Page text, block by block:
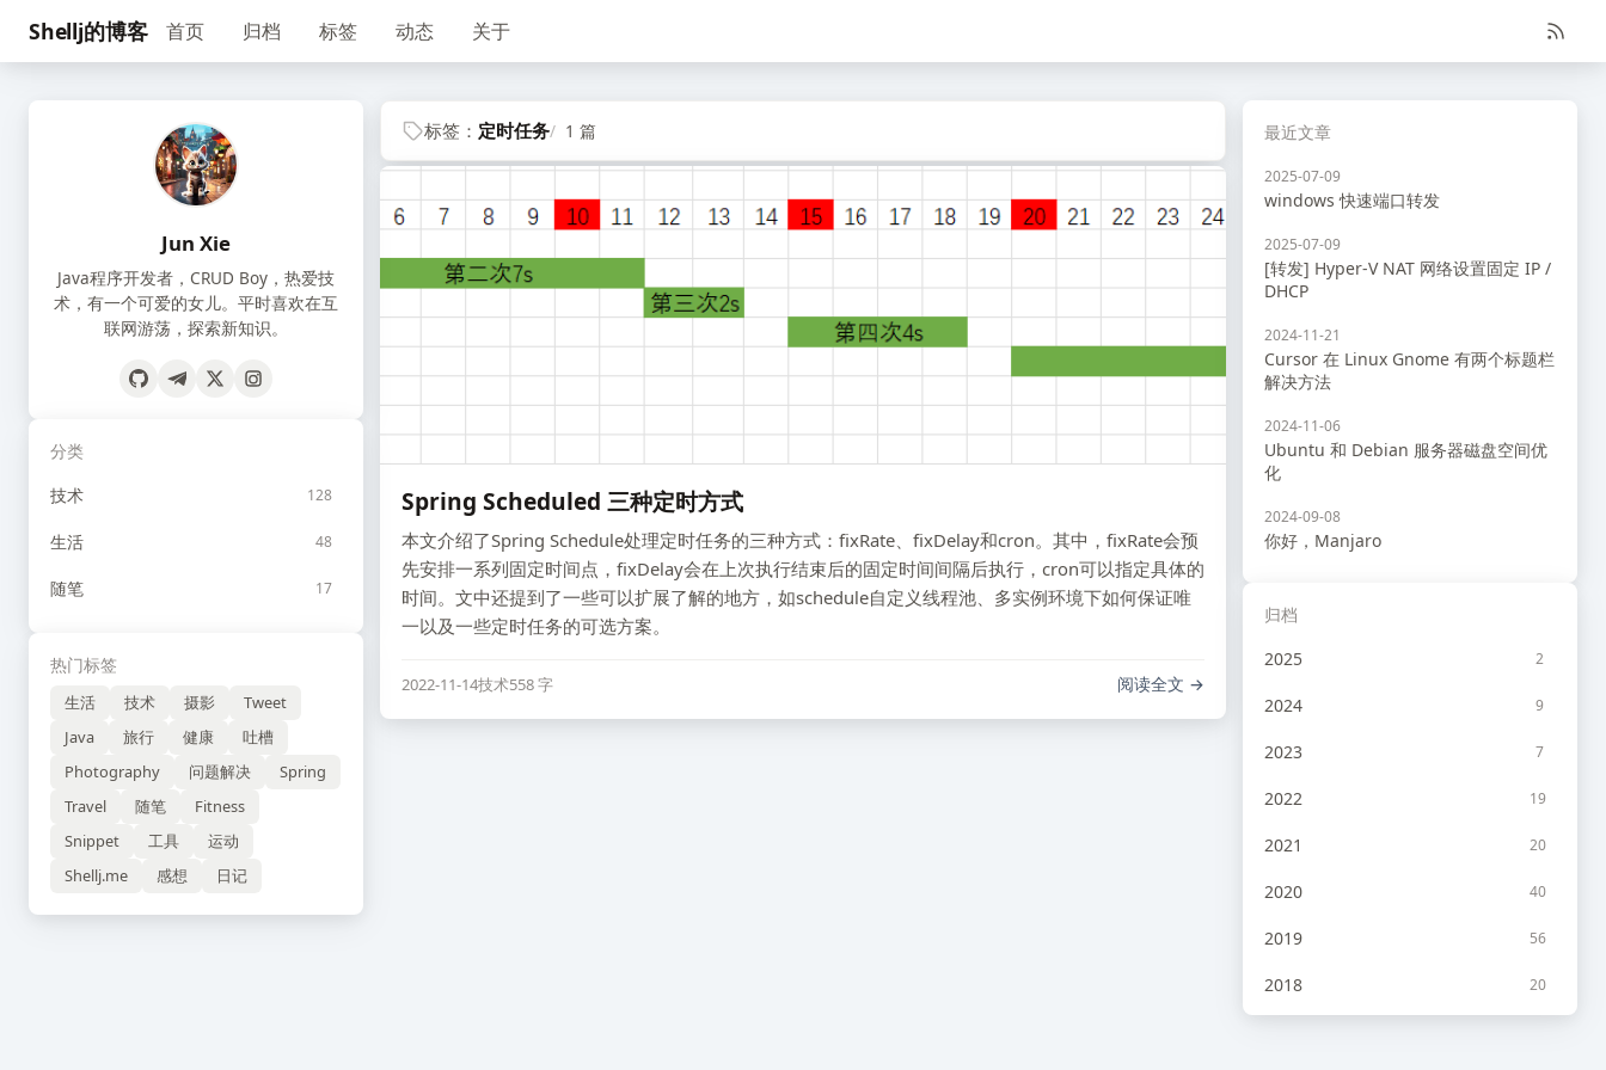
Shellj的博客 首页 归档 标签 动态 关于
Jun Xie
Java程序开发者，CRUD Boy，热爱技
术，有一个可爱的女儿。平时喜欢在互
联网游荡，探索新知识。
分类
技术
128
生活 48
随笔 17
热门标签
生活 技术 摄影
Tweet
Java
旅行 健康
吐槽
Photography
问题解决
Spring
Travel
随笔
Fitness
Snippet
工具
运动
Shellj.me
感想 日记
标签： 定时任务 1 篇
Spring Scheduled 三种定时方式
本文介绍了Spring Schedule处理定时任务的三种方式：fixRate、fixDelay和cron。其中，fixRate会预
先安排一系列固定时间点，fixDelay会在上次执行结束后的固定时间间隔后执行，cron可以指定具体的
时间。文中还提到了一些可以扩展了解的地方，如schedule自定义线程池、多实例环境下如何保证唯
一以及一些定时任务的可选方案。
2022-11-14技术558 字 阅读全文
最近文章
2025-07-09
windows 快速端口转发
2025-07-09
[转发] Hyper-V NAT 网络设置固定 IP /
DHCP
2024-11-21
Cursor 在 Linux Gnome 有两个标题栏
解决方法
2024-11-06
Ubuntu 和 Debian 服务器磁盘空间优
化
2024-09-08
你好，Manjaro
归档
2025
2
2024 9
2023 7
2022 19
2021 20
2020 40
2019 56
2018 20